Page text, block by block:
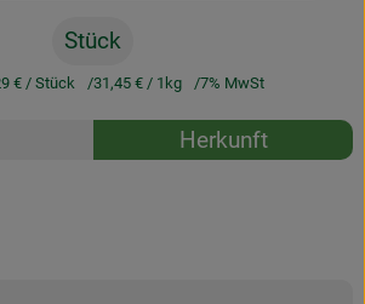
Stück
€/ Stück 31,45 € / 1kg 7% MwSt
Rezepte
Herkunft